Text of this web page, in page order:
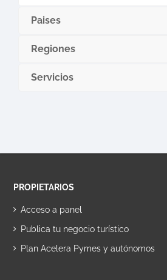
Paises
Regiones
Servicios
PROPIETARIOS
Acceso a panel
Publica tu negocio turístico
Plan Acelera Pymes y autónomos